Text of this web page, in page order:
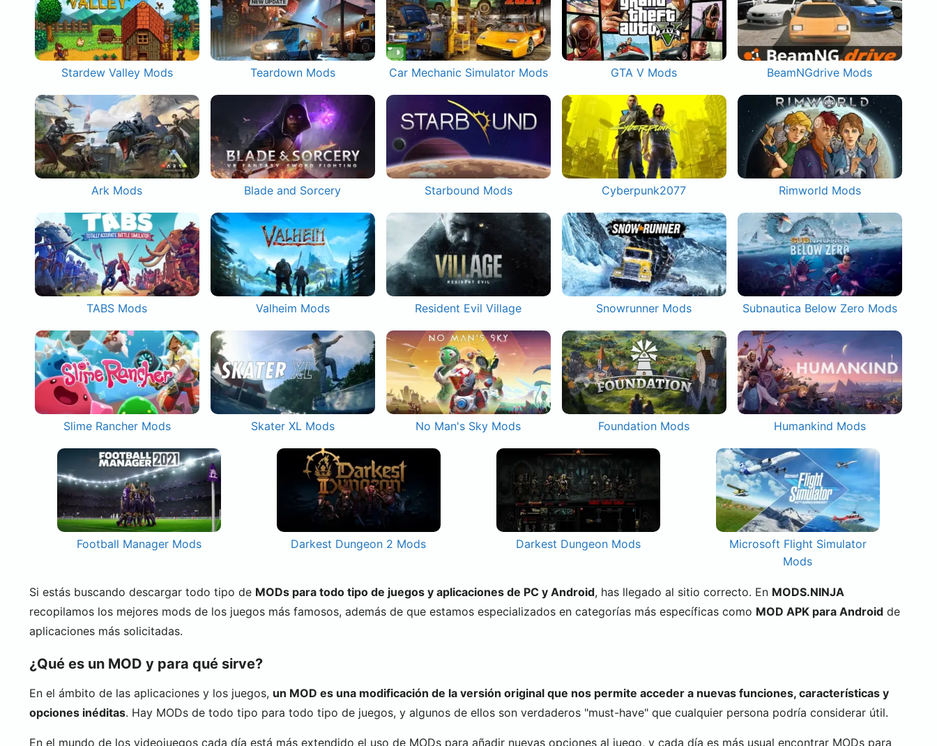
Stardew Valley Mods Teardown Mods Car Mechanic Simulator Mods GTA V Mods BeamNGdrive Mods
Ark Mods Blade and Sorcery Starbound Mods Cyberpunk2077 Rimworld Mods
TABS Mods Valheim Mods Resident Evil Village Snowrunner Mods Subnautica Below Zero Mods
Slime Rancher Mods Skater XL Mods No Man's Sky Mods Foundation Mods Humankind Mods
Football Manager Mods Darkest Dungeon 2 Mods Darkest Dungeon Mods
Microsoft Flight Simulator
Mods
Si estás buscando descargar todo tipo de MODs para todo tipo de juegos y aplicaciones de PC y Android, has llegado al sitio correcto. En MODS.NINJA
recopilamos los mejores mods de los juegos más famosos, además de que estamos especializados en categorías más específicas como MOD APK para Android de
aplicaciones más solicitadas.
¿Qué es un MOD y para qué sirve?
En el ámbito de las aplicaciones y los juegos, un MOD es una modificación de la versión original que nos permite acceder a nuevas funciones, características y
opciones inéditas. Hay MODs de todo tipo para todo tipo de juegos, y algunos de ellos son verdaderos "must-have" que cualquier persona podría considerar útil.
En el mundo de los videojuegos cada día está más extendido el uso de MODs para añadir nuevas opciones al juego, y cada día es más usual encontrar MODs para